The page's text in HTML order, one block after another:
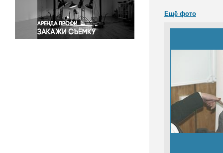
Экология
Экономика и бизнес
Ещё фото